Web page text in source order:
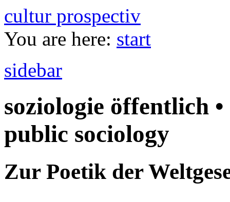
cultur prospectiv
You are here: start
sidebar
soziologie öffentlich
public sociology
Zur Poetik der